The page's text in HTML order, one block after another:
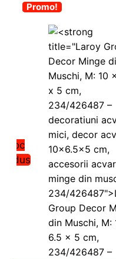
Stoc
redus
-30%
Promo!